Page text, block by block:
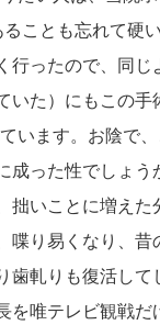
ことも忘れて硬
行ったので、同
いた）にもこの
います。お陰で
った性でしょう
拙いことに増え
喋り易くなり、
軋りも復活して
唯テレビ観戦だ